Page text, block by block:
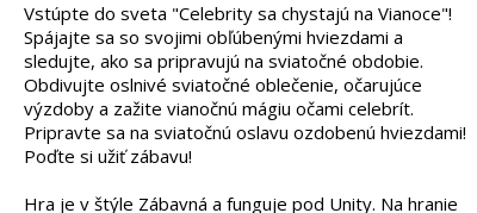
Vstúpte do sveta "Celebrity sa chystajú na Vianoce"!
Spájajte sa so svojimi obľúbenými hviezdami a
sledujte, ako sa pripravujú na sviatočné obdobie.
Obdivujte oslnivé sviatočné oblečenie, očarujúce
výzdoby a zažite vianočnú mágiu očami celebrít.
Pripravte sa na sviatočnú oslavu ozdobenú hviezdami!
Poďte si užiť zábavu!
Hra je v štýle Zábavná a funguje pod Unity. Na hranie